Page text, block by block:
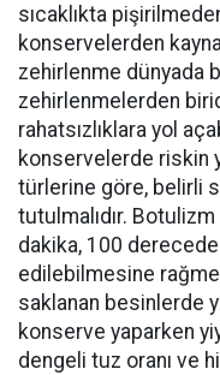
sıcaklıkta
konservelerden
zehirlenme dünyada
zehirlenmelerden
rahatsızlıklara yol
konservelerde riskin
türlerine göre, belirli
tutulmalıdır.
dakika, 100
edilebilmesine
saklanan besinlerde
konserve yaparken
dengeli tuz oranı ve